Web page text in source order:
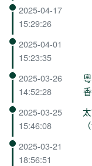
2025-04-17
15:29:26
2025-04-01
15:23:35
2025-03-26
14:52:28
2025-03-25
15:46:08
2025-03-21
18:56:51